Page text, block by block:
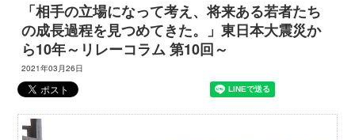
「相手の立場になって考え、将来ある若者たち
の成長過程を見つめてきた。」東日本大震災か
ら10年～リレーコラム 第10回～
2021年03月26日